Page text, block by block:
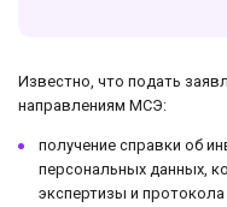
Известно, что подать
направлениям МСЭ:
получение справки об
персональных данных,
экспертизы и